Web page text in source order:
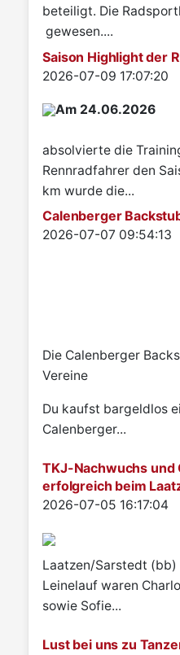
beteiligt. Die
gewesen....
Saison Highlight der
Details
2026-07-09 17:07:20
Am 24.06.2026
absolvierte die
Rennradfahrer den
km wurde die...
Calenberger
Details
2026-07-07 09:54:13
Die Calenberger
Vereine
Du kaufst bargeldlos
Calenberger...
TKJ-Nachwuchs und
erfolgreich beim
Details
2026-07-05 16:17:04
Laatzen/Sarstedt (bb)
Leinelauf waren
sowie Sofie...
Lust bei uns zu